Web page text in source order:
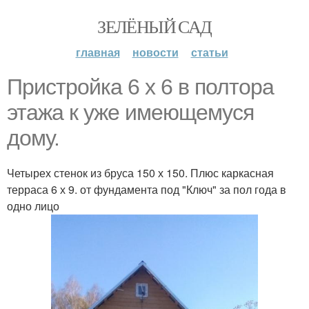
ЗЕЛЁНЫЙ САД
главная новости статьи
Пристройка 6 х 6 в полтора
этажа к уже имеющемуся
дому.
Четырех стенок из бруса 150 х 150. Плюс каркасная
терраса 6 х 9. от фундамента под "Ключ" за пол года в
одно лицо